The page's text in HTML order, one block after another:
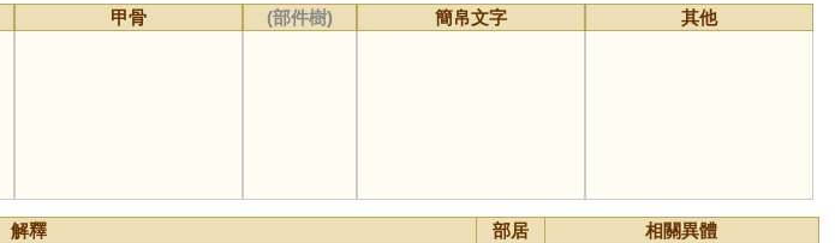
甲骨 (部件樹) 簡帛文字 其他
解釋 部居
相關異體